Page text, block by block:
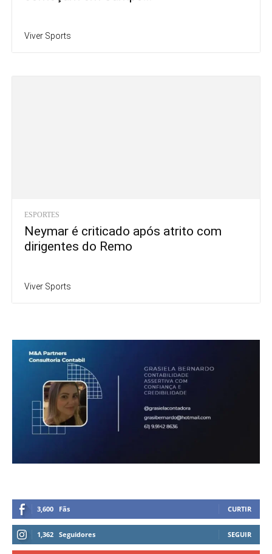
Viver Sports
ESPORTES
Neymar é criticado após atrito com
dirigentes do Remo
Viver Sports
3,600 Fãs CURTIR
1,362 Seguidores SEGUIR